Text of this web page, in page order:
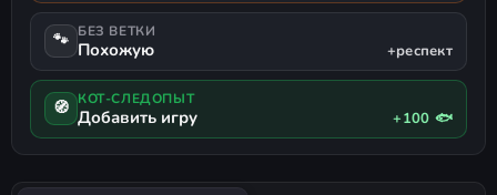
🐾 БЕЗ ВЕТКИ
Похожую +респект
🧭 КОТ-СЛЕДОПЫТ
Добавить игру +100 🐟